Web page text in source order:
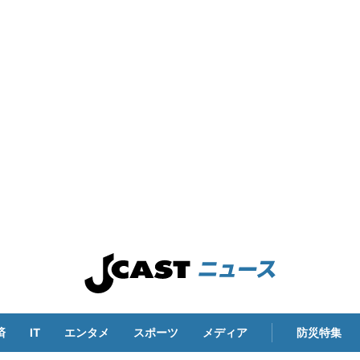
IT エンタメ スポーツ メディア 防災特集